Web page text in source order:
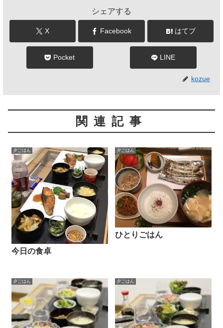
シェアする
X Facebook はてブ
Pocket LINE
kozue
関連記事
夕ごはん
今日の食卓
夕ごはん
ひとりごはん
夕ごはん 夕ごはん